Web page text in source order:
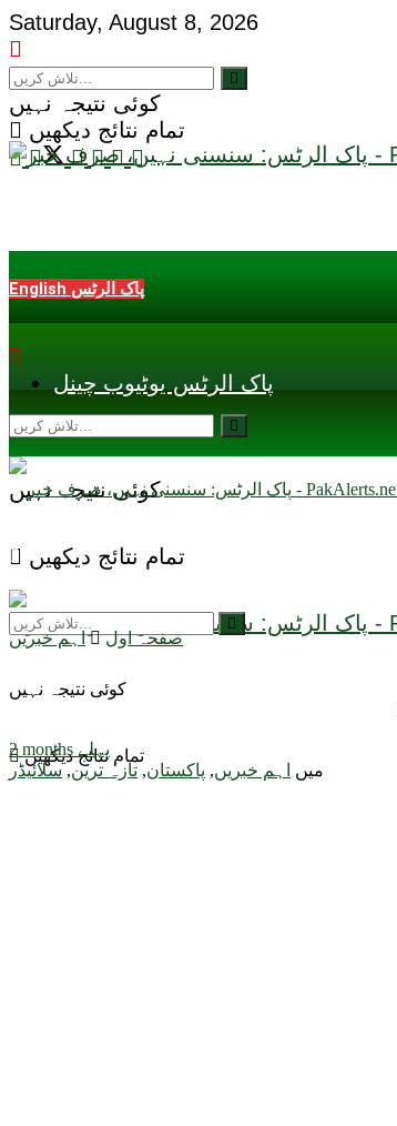
Saturday, August 8, 2026
کوئی نتیجہ نہیں
تمام نتائج دیکھیں
English پاک الرٹس
پاک الرٹس یوٹیوب چینل
کوئی نتیجہ نہیں
تمام نتائج دیکھیں
کوئی نتیجہ نہیں
تمام نتائج دیکھیں
صفحہ اول اہم خبریں
2 months پہلے
میں
اہم خبریں, پاکستان, تازہ ترین,سلائیڈر